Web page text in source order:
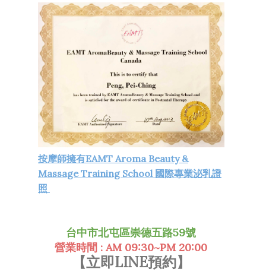
按摩師擁有EAMT Aroma Beauty &
Massage Training School 國際專業泌乳證
照
台中市北屯區崇德五路59號
營業時間 : AM 09:30~PM 20:00
【立即LINE預約】